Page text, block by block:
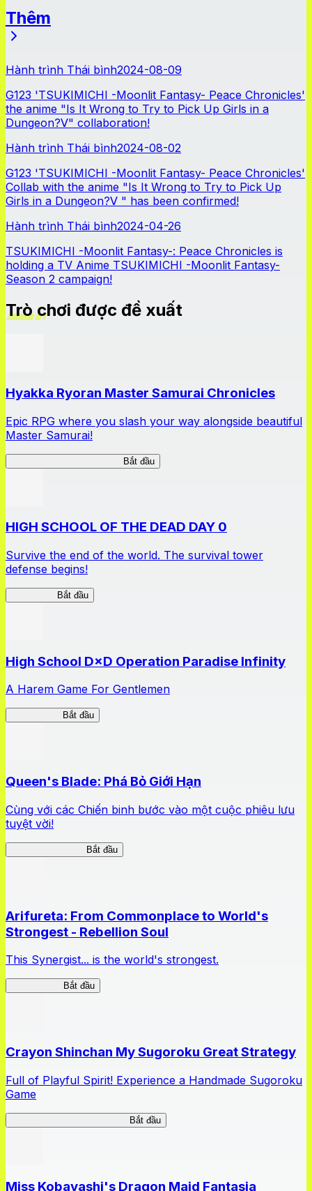
Thêm
Hành trình Thái bình2024-08-09
G123 'TSUKIMICHI -Moonlit Fantasy- Peace Chronicles'
the anime "Is It Wrong to Try to Pick Up Girls in a
Dungeon?Ⅴ" collaboration!
Hành trình Thái bình2024-08-02
G123 'TSUKIMICHI -Moonlit Fantasy- Peace Chronicles'
Collab with the anime "Is It Wrong to Try to Pick Up
Girls in a Dungeon?Ⅴ " has been confirmed!
Hành trình Thái bình2024-04-26
TSUKIMICHI -Moonlit Fantasy-: Peace Chronicles is
holding a TV Anime TSUKIMICHI -Moonlit Fantasy-
Season 2 campaign!
Trò chơi được đề xuất
Hyakka Ryoran Master Samurai Chronicles
Epic RPG where you slash your way alongside beautiful
Master Samurai!
Bắt đầu
HIGH SCHOOL OF THE DEAD DAY 0
Survive the end of the world. The survival tower
defense begins!
Bắt đầu
High School D×D Operation Paradise Infinity
A Harem Game For Gentlemen
Bắt đầu
Queen's Blade: Phá Bỏ Giới Hạn
Cùng với các Chiến binh bước vào một cuộc phiêu lưu
tuyệt vời!
Bắt đầu
Arifureta: From Commonplace to World's
Strongest - Rebellion Soul
This Synergist... is the world's strongest.
Bắt đầu
Crayon Shinchan My Sugoroku Great Strategy
Full of Playful Spirit! Experience a Handmade Sugoroku
Game
Bắt đầu
Miss Kobayashi's Dragon Maid Fantasia